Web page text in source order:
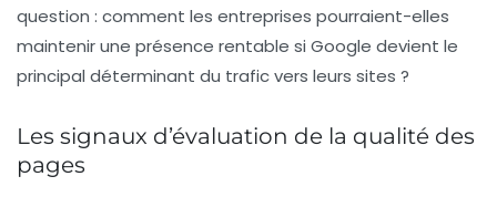
question : comment les entreprises pourraient-elles
maintenir une présence rentable si Google devient le
principal déterminant du trafic vers leurs sites ?
Les signaux d’évaluation de la qualité des
pages